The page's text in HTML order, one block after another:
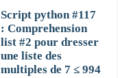
Script python #117
: Comprehension
list #2 pour dresser
une liste des
multiples de 7 ≤ 994